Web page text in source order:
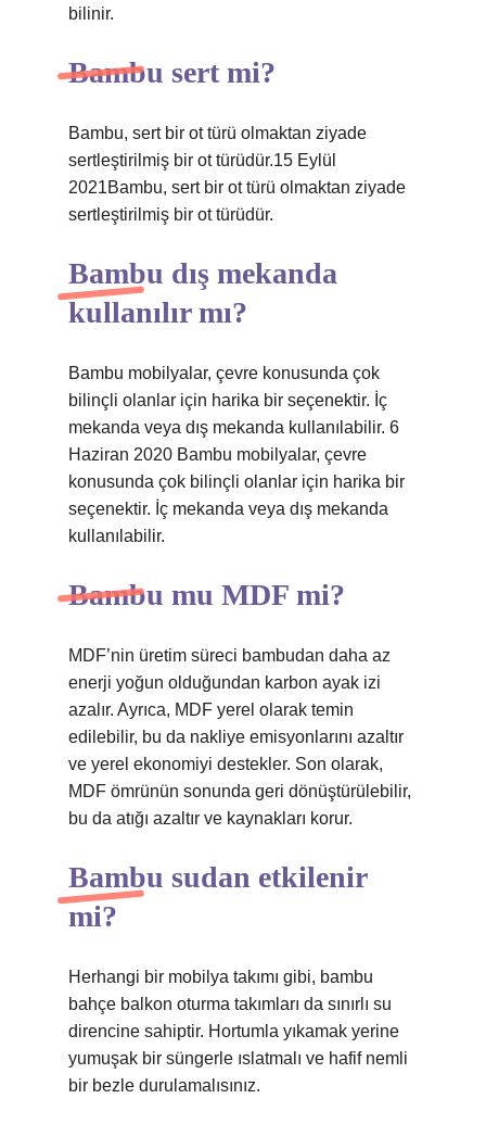
bilinir.
Bambu sert mi?
Bambu, sert bir ot türü olmaktan ziyade
sertleştirilmiş bir ot türüdür.15 Eylül
2021Bambu, sert bir ot türü olmaktan ziyade
sertleştirilmiş bir ot türüdür.
Bambu dış mekanda
kullanılır mı?
Bambu mobilyalar, çevre konusunda çok
bilinçli olanlar için harika bir seçenektir. İç
mekanda veya dış mekanda kullanılabilir. 6
Haziran 2020 Bambu mobilyalar, çevre
konusunda çok bilinçli olanlar için harika bir
seçenektir. İç mekanda veya dış mekanda
kullanılabilir.
Bambu mu MDF mi?
MDF’nin üretim süreci bambudan daha az
enerji yoğun olduğundan karbon ayak izi
azalır. Ayrıca, MDF yerel olarak temin
edilebilir, bu da nakliye emisyonlarını azaltır
ve yerel ekonomiyi destekler. Son olarak,
MDF ömrünün sonunda geri dönüştürülebilir,
bu da atığı azaltır ve kaynakları korur.
Bambu sudan etkilenir
mi?
Herhangi bir mobilya takımı gibi, bambu
bahçe balkon oturma takımları da sınırlı su
direncine sahiptir. Hortumla yıkamak yerine
yumuşak bir süngerle ıslatmalı ve hafif nemli
bir bezle durulamalısınız.